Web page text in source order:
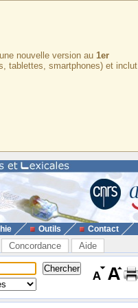
nouvelle version au 1er
tablettes, smartphones) et inclut
Outils Contact
Concordance Aide